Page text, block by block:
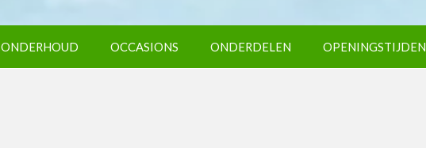
ONDERHOUD OCCASIONS ONDERDELEN OPENINGSTIJDEN